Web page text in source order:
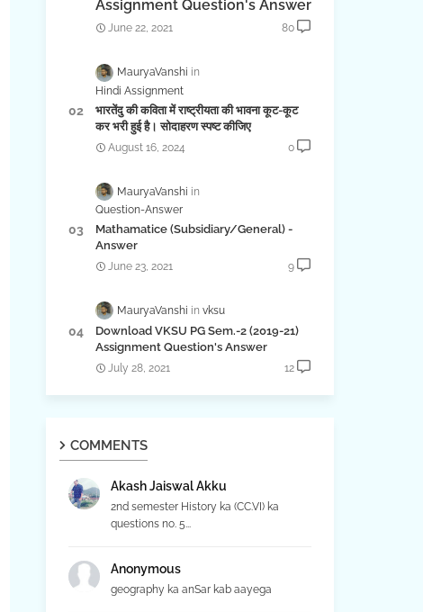
Assignment Question's Answer
June 22, 2021 80
MauryaVanshi
Hindi Assignment
भारतेंदु की कविता में राष्ट्रीयता की भावना कूट-कूट
कर भरी हुई है। सोदाहरण स्पष्ट कीजिए
August 16, 2024 0
MauryaVanshi
Question-Answer
Mathamatice (Subsidiary/General) -
Answer
June 23, 2021 9
MauryaVanshi vksu
Download VKSU PG Sem.-2 (2019-21)
Assignment Question's Answer
July 28, 2021 12
COMMENTS
Akash Jaiswal Akku
2nd semester History ka (CC.VI) ka
questions no. 5...
Anonymous
geography ka anSar kab aayega